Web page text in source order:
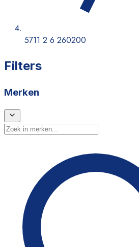
5711 2 6 260200
Filters
Merken